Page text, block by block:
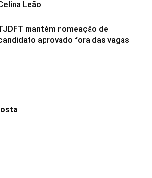
Leão
mantém nomeação de
aprovado fora das vagas